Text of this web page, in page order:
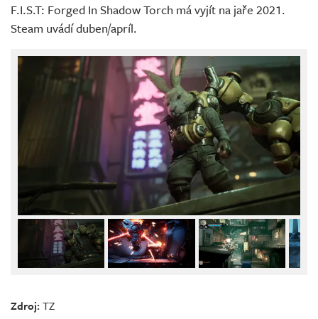
F.I.S.T: Forged In Shadow Torch má vyjít na jaře 2021.
Steam uvádí duben/apríl.
Zdroj:TZ